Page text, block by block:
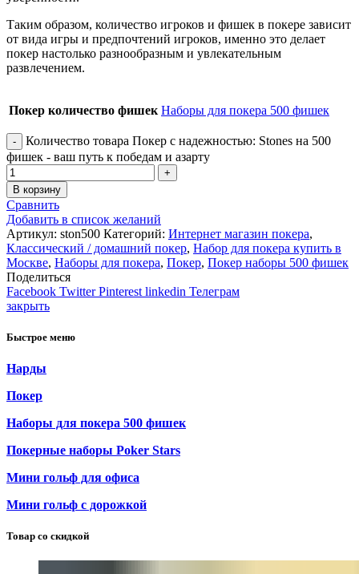
Таким образом, количество игроков и фишек в покере зависит
от вида игры и предпочтений игроков, именно это делает
покер настолько разнообразным и увлекательным
развлечением.
Покер количество фишек Наборы для покера 500 фишек
Количество товара Покер с надежностью: Stones на 500
фишек - ваш путь к победам и азарту
В корзину
Сравнить
Добавить в список желаний
Артикул: ston500 Категорий: Интернет магазин покера,
Классический / домашний покер, Набор для покера купить в
Москве, Наборы для покера, Покер, Покер наборы 500 фишек
Поделиться
Facebook Twitter Pinterest linkedin Телеграм
закрыть
Быстрое меню
Нарды
Покер
Наборы для покера 500 фишек
Покерные наборы Poker Stars
Мини гольф для офиса
Мини гольф с дорожкой
Товар со скидкой